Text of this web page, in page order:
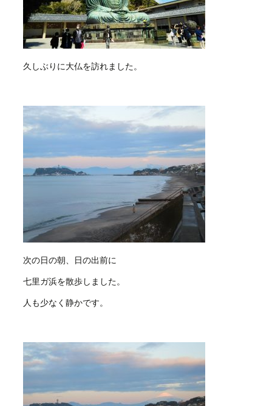
久しぶりに大仏を訪れました。
次の日の朝、日の出前に
七里ガ浜を散歩しました。
人も少なく静かです。